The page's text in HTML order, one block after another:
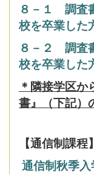
８－１ 調査
校を卒業した
８－２ 調査
校を卒業した
＊隣接学区
書』（下記）
【通信制課程】
通信制秋季